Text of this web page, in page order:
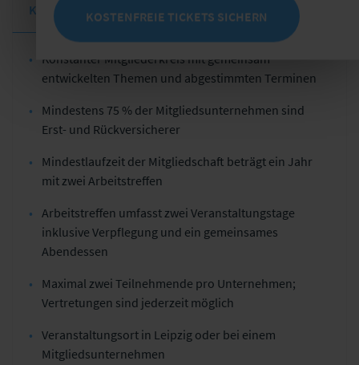
Konditionen
Konstanter Mitgliederkreis mit gemeinsam
entwickelten Themen und abgestimmten Terminen
Mindestens 75 % der Mitgliedsunternehmen sind
Erst- und Rückversicherer
Mindestlaufzeit der Mitgliedschaft beträgt ein Jahr
mit zwei Arbeitstreffen
Arbeitstreffen umfasst zwei Veranstaltungstage
inklusive Verpflegung und ein gemeinsames
Abendessen
Maximal zwei Teilnehmende pro Unternehmen;
Vertretungen sind jederzeit möglich
Veranstaltungsort in Leipzig oder bei einem
Mitgliedsunternehmen
KOSTENFREIE TICKETS SICHERN